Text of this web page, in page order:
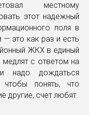
местному
этот надежный
поля в
— это как раз и есть
ЖКХ в единый
с ответом на
надо дождаться
чтобы понять, что
другие, счет любят.